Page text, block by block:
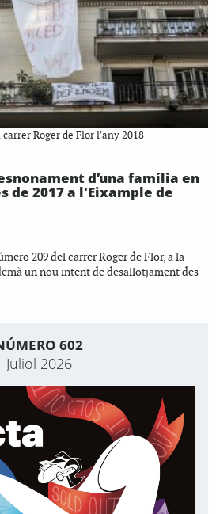
Roger de Flor l'any 2018
d’una família en
de 2017 a l'Eixample de
209 del carrer Roger de Flor, a la
un nou intent de desallotjament des
602
Juliol 2026